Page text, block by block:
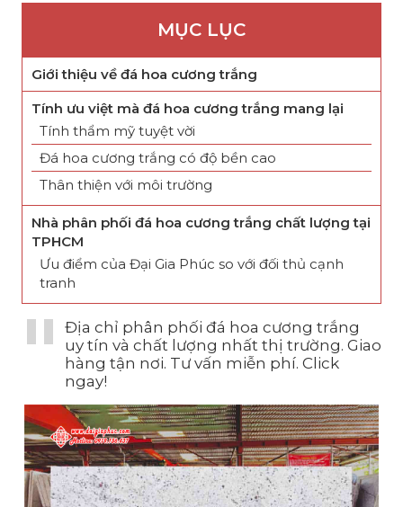
MỤC LỤC
Giới thiệu về đá hoa cương trắng
Tính ưu việt mà đá hoa cương trắng mang lại
Tính thẩm mỹ tuyệt vời
Đá hoa cương trắng có độ bền cao
Thân thiện với môi trường
Nhà phân phối đá hoa cương trắng chất lượng tại
TPHCM
Ưu điểm của Đại Gia Phúc so với đối thủ cạnh
tranh
Địa chỉ phân phối đá hoa cương trắng
uy tín và chất lượng nhất thị trường. Giao
hàng tận nơi. Tư vấn miễn phí. Click
ngay!